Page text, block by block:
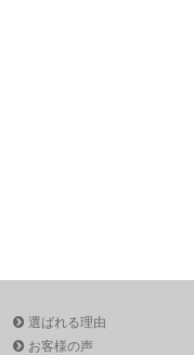
選ばれる理由
お客様の声